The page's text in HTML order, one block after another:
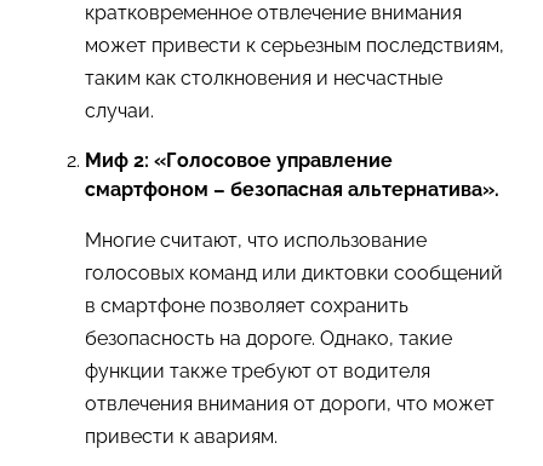
кратковременное отвлечение внимания
может привести к серьезным последствиям,
таким как столкновения и несчастные
случаи.
Миф 2: «Голосовое управление
смартфоном – безопасная альтернатива».
Многие считают, что использование
голосовых команд или диктовки сообщений
в смартфоне позволяет сохранить
безопасность на дороге. Однако, такие
функции также требуют от водителя
отвлечения внимания от дороги, что может
привести к авариям.